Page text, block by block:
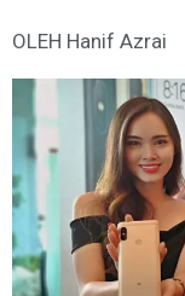
OLEH Hanif Azrai